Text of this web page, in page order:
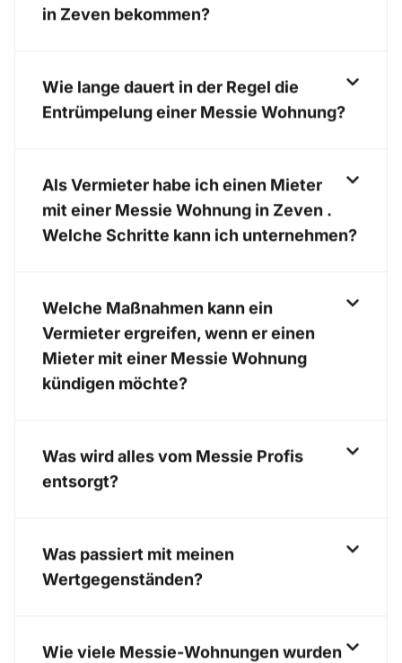
in Zeven bekommen?
Wie lange dauert in der Regel die
Entrümpelung einer Messie Wohnung?
Als Vermieter habe ich einen Mieter
mit einer Messie Wohnung in Zeven .
Welche Schritte kann ich unternehmen?
Welche Maßnahmen kann ein
Vermieter ergreifen, wenn er einen
Mieter mit einer Messie Wohnung
kündigen möchte?
Was wird alles vom Messie Profis
entsorgt?
Was passiert mit meinen
Wertgegenständen?
Wie viele Messie-Wohnungen wurden